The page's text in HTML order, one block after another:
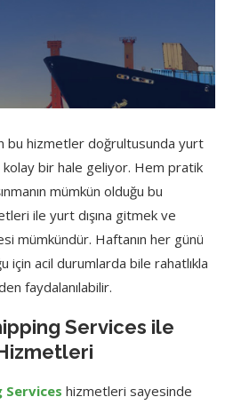
bu hizmetler doğrultusunda yurt
kolay bir hale geliyor. Hem pratik
mümkün olduğu bu
ile yurt dışına gitmek ve
mümkündür. Haftanın her günü
için acil durumlarda bile rahatlıkla
faydalanılabilir.
Services ile
hizmetleri sayesinde